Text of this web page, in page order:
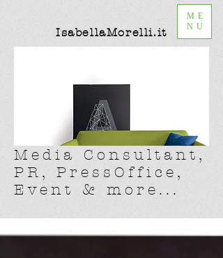
Media Consultant,
PR, PressOffice,
Event & more...
IsabellaMorelli.it
ME
NU